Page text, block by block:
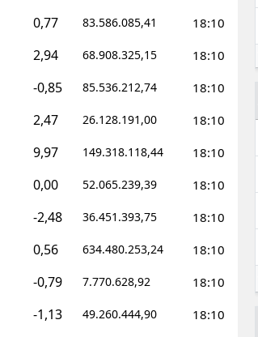
0,77 83.586.085,41 18:10
2,94 68.908.325,15 18:10
-0,85 85.536.212,74 18:10
2,47 26.128.191,00 18:10
9,97 149.318.118,44 18:10
0,00 52.065.239,39 18:10
-2,48 36.451.393,75 18:10
0,56 634.480.253,24 18:10
-0,79 7.770.628,92 18:10
-1,13 49.260.444,90 18:10